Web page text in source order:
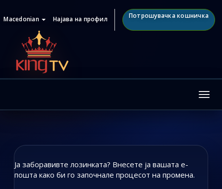
Macedonian Најава на профил Потрошувачка кошничка
Ја заборавивте лозинката? Внесете ја вашата е-
пошта како би го започнале процесот на промена.